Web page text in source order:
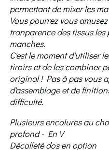
permettant de mixer les
Vous pourrez vous
tranparence des tissus
manches.
C'est le moment d'utiliser
tiroirs et de les combiner
original ! Pas à pas vous
d'assemblage et de
difficulté.
Plusieurs encolures au
profond - En V
Décolleté dos en option